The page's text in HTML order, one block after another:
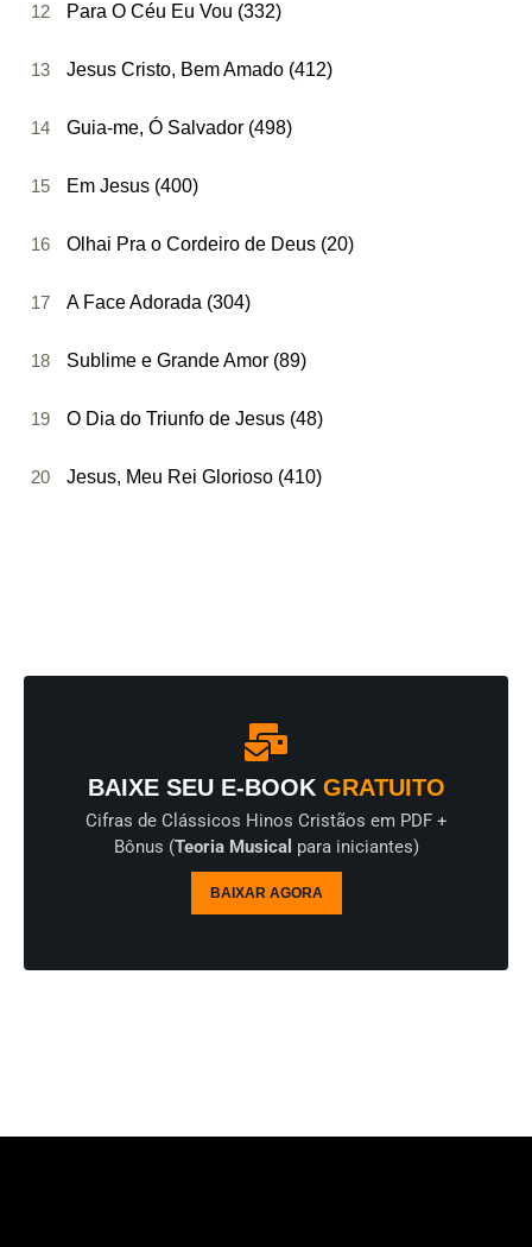
12 Para O Céu Eu Vou (332)
13 Jesus Cristo, Bem Amado (412)
14 Guia-me, Ó Salvador (498)
15 Em Jesus (400)
16 Olhai Pra o Cordeiro de Deus (20)
17 A Face Adorada (304)
18 Sublime e Grande Amor (89)
19 O Dia do Triunfo de Jesus (48)
20 Jesus, Meu Rei Glorioso (410)
BAIXE SEU E-BOOKGRATUITO
Cifras de Clássicos Hinos Cristãos em PDF +
Bônus (Teoria Musical para iniciantes)
BAIXAR AGORA